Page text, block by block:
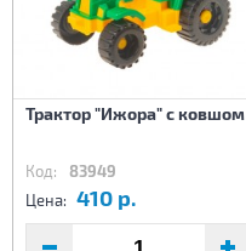
Трактор "Ижора" с ковшом
Код: 83949
Цена: 410 р.